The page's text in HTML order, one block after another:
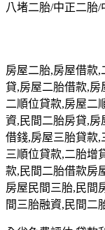
八堵二胎/中正二胎
房屋二胎,房屋借款
貸,房屋二胎借款,房
二順位貸款,房屋二
資,民間二胎房貸,房
借錢,房屋三胎貸款,
三順位貸款,二胎增
款,民間二胎借款房
房屋民間三胎,民間
間三胎融資,民間二